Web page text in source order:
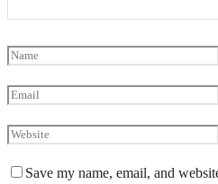
Save my name, email, and